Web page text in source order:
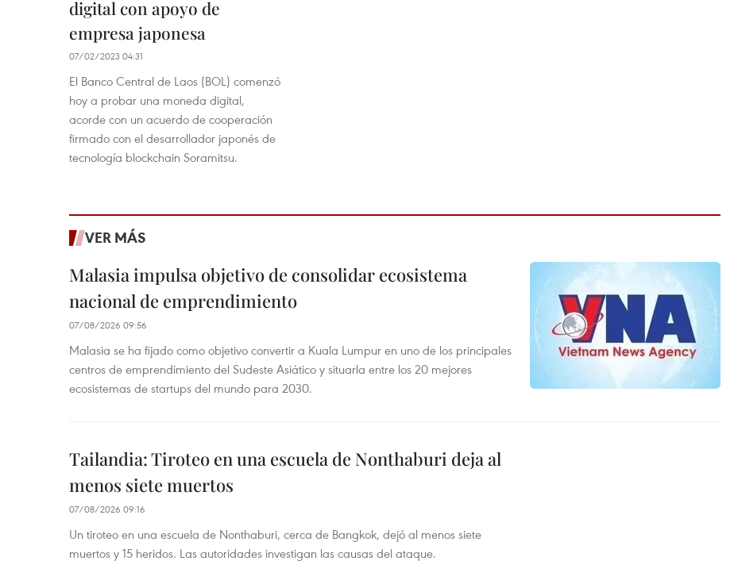
digital con apoyo de
empresa japonesa
07/02/2023 04:31
El Banco Central de Laos (BOL) comenzó
hoy a probar una moneda digital,
acorde con un acuerdo de cooperación
firmado con el desarrollador japonés de
tecnología blockchain Soramitsu.
VER MÁS
Malasia impulsa objetivo de consolidar ecosistema
nacional de emprendimiento
07/08/2026 09:56
Malasia se ha fijado como objetivo convertir a Kuala Lumpur en uno de los principales
centros de emprendimiento del Sudeste Asiático y situarla entre los 20 mejores
ecosistemas de startups del mundo para 2030.
Tailandia: Tiroteo en una escuela de Nonthaburi deja al
menos siete muertos
07/08/2026 09:16
Un tiroteo en una escuela de Nonthaburi, cerca de Bangkok, dejó al menos siete
muertos y 15 heridos. Las autoridades investigan las causas del ataque.